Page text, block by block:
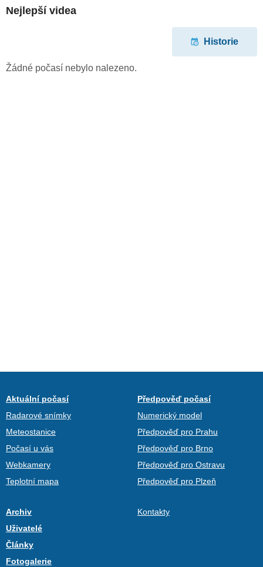
Nejlepší videa
Historie
Žádné počasí nebylo nalezeno.
Aktuální počasí
Radarové snímky
Meteostanice
Počasí u vás
Webkamery
Teplotní mapa
Předpověď počasí
Numerický model
Předpověď pro Prahu
Předpověď pro Brno
Předpověď pro Ostravu
Předpověď pro Plzeň
Archiv
Uživatelé
Články
Fotogalerie
Kontakty